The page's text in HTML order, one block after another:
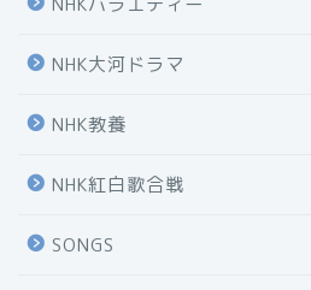
NHK大河ドラマ
NHK教養
NHK紅白歌合戦
SONGS